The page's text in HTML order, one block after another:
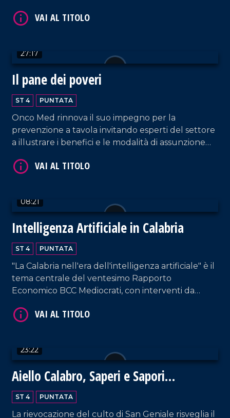
voce ad ogni bisbiglio.
27:17
Il pane dei poveri
ST 4 PUNTATA
Onco Med rinnova il suo impegno per la
prevenzione a tavola invitando esperti del settore
a illustrare i benefici e le modalità di assunzione
08:21
Intelligenza Artificiale in Calabria
ST 4 PUNTATA
"La Calabria nell'era dell'intelligenza artificiale" è il
tema centrale del ventesimo Rapporto
Economico BCC Mediocrati, con interventi da
svantaggi delle nuove tecnologie.
23:22
Aiello Calabro, Saperi e Sapori
d'Autunno 2024: un viaggio tra storia,
tradizioni e fede
ST 4 PUNTATA
La rievocazione del culto di San Geniale risveglia il
VAI AL TITOLO
VAI AL TITOLO
VAI AL TITOLO